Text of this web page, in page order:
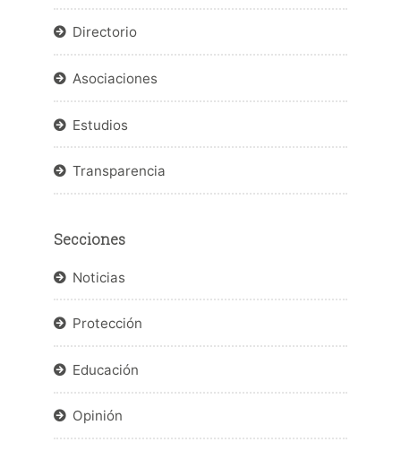
Directorio
Asociaciones
Estudios
Transparencia
Secciones
Noticias
Protección
Educación
Opinión